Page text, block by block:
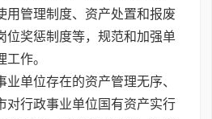
用管理制度、资产处置和报废
位奖惩制度等，规范和加强单
作。
单位存在的资产管理无序、
对行政事业单位国有资产实行